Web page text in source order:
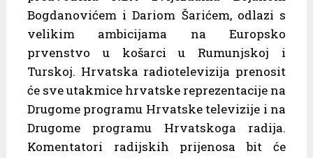
Bogdanovićem i Dariom Šarićem, odlazi s
velikim ambicijama na Europsko
prvenstvo u košarci u Rumunjskoj i
Turskoj. Hrvatska radiotelevizija prenosit
će sve utakmice hrvatske reprezentacije na
Drugome programu Hrvatske televizije i na
Drugome programu Hrvatskoga radija.
Komentatori radijskih prijenosa bit će